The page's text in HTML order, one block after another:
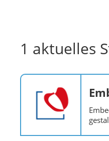
1 aktuelles